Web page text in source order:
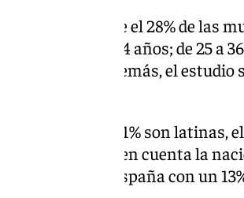
estudio refleja que el 28% de las
entre 18 y 24 años; de 25 a
años un 1,6%. Además, el
procedencia, el 51% son latinas,
Si se tiene en cuenta la
seguido de España con un